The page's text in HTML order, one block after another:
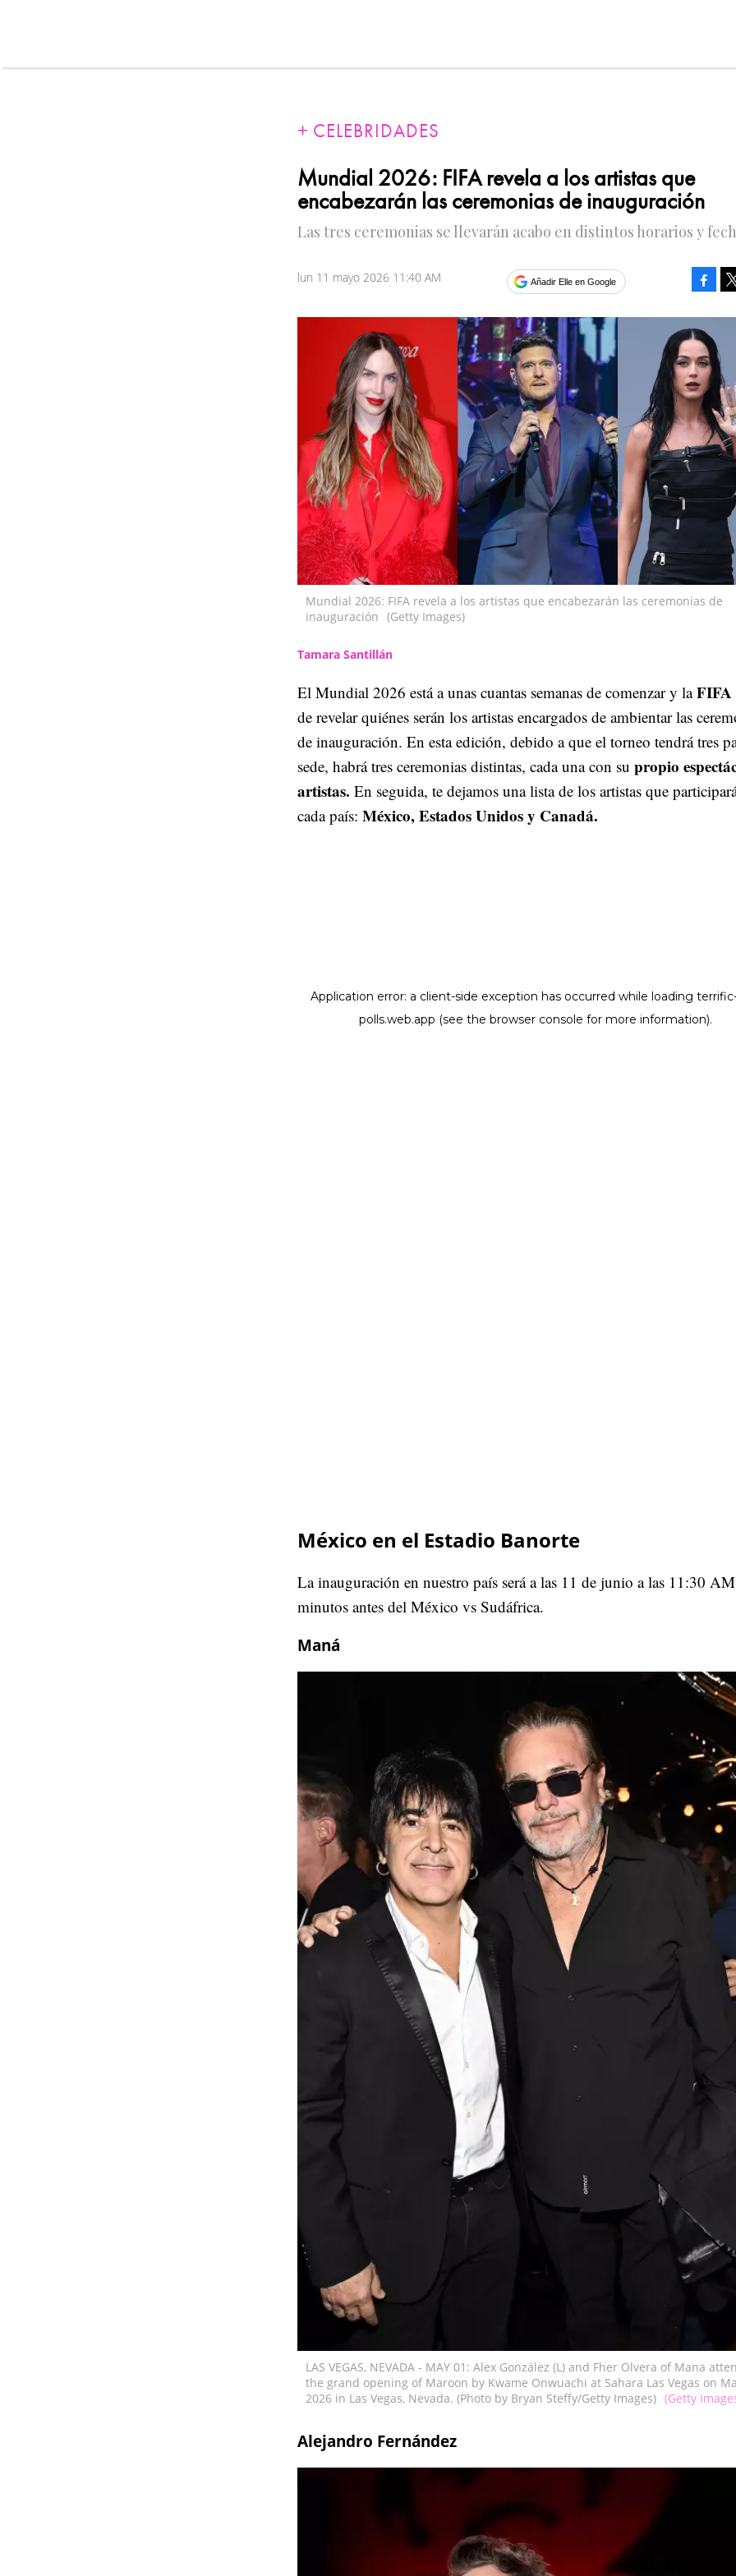
CELEBRIDADES
Mundial 2026: FIFA revela a los artistas que
encabezarán las ceremonias de inauguración
Las tres ceremonias se llevarán acabo en distintos horarios y
lun 11 mayo 2026 11:40 AM Añadir Elle en Google
Mundial 2026: FIFA revela a los artistas que encabezarán las ceremonias de
inauguración (Getty Images)
Tamara Santillán
El Mundial 2026 está a unas cuantas semanas de comenzar y laFIFA
de revelar quiénes serán los artistas encargados de ambientar las
de inauguración. En esta edición, debido a que el torneo tendrá tres
sede, habrá tres ceremonias distintas, cada una con su propio
artistas. En seguida, te dejamos una lista de los artistas que
cada país: México, Estados Unidos y Canadá.
México en el Estadio Banorte
La inauguración en nuestro país será a las 11 de junio a las 11:30
minutos antes del México vs Sudáfrica.
Maná
LAS VEGAS, NEVADA - MAY 01: Alex González (L) and Fher Olvera of Mana
the grand opening of Maroon by Kwame Onwuachi at Sahara Las Vegas on
2026 in Las Vegas, Nevada. (Photo by Bryan Steffy/Getty Images) (Getty
Alejandro Fernández